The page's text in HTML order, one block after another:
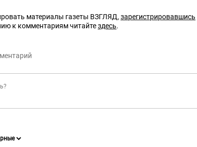
материалы газеты ВЗГЛЯД,зарегистрировавшись
к комментариям читайтездесь.